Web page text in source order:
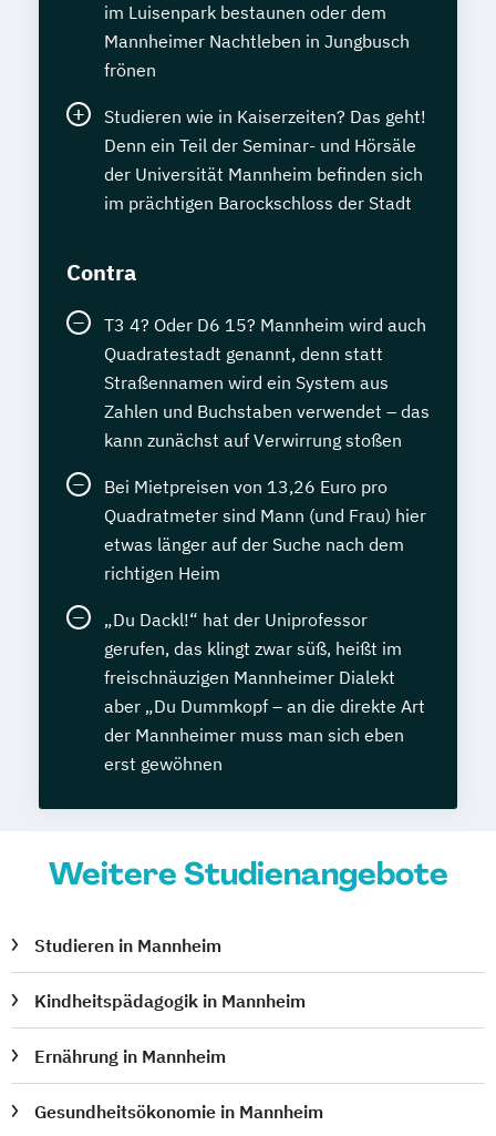
im Luisenpark bestaunen oder dem
Mannheimer Nachtleben in Jungbusch
frönen
Studieren wie in Kaiserzeiten? Das geht!
Denn ein Teil der Seminar- und Hörsäle
der Universität Mannheim befinden sich
im prächtigen Barockschloss der Stadt
Contra
T3 4? Oder D6 15? Mannheim wird auch
Quadratestadt genannt, denn statt
Straßennamen wird ein System aus
Zahlen und Buchstaben verwendet – das
kann zunächst auf Verwirrung stoßen
Bei Mietpreisen von 13,26 Euro pro
Quadratmeter sind Mann (und Frau) hier
etwas länger auf der Suche nach dem
richtigen Heim
„Du Dackl!“ hat der Uniprofessor
gerufen, das klingt zwar süß, heißt im
freischnäuzigen Mannheimer Dialekt
aber „Du Dummkopf – an die direkte Art
der Mannheimer muss man sich eben
erst gewöhnen
Weitere Studienangebote
Studieren in Mannheim
Kindheitspädagogik in Mannheim
Ernährung in Mannheim
Gesundheitsökonomie in Mannheim